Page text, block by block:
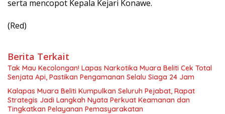
serta mencopot Kepala Kejari Konawe.
(Red)
Berita Terkait
Tak Mau Kecolongan! Lapas Narkotika Muara Beliti Cek Total
Senjata Api, Pastikan Pengamanan Selalu Siaga 24 Jam
Kalapas Muara Beliti Kumpulkan Seluruh Pejabat, Rapat
Strategis Jadi Langkah Nyata Perkuat Keamanan dan
Tingkatkan Pelayanan Pemasyarakatan